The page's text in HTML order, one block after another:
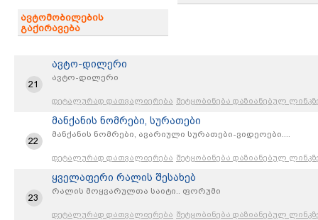
ავტომობილების
გაქირავება
21
ავტო-დილერი
ავტო-დილერი
დეტალურად დათვალიერება შეტყობინება დაზიანებულ
22
მანქანის ნომრები, სურათები
მანქანის ნომრები, ავარიული სურათები-ვიდეოები....
დეტალურად დათვალიერება შეტყობინება დაზიანებულ
23
ყველაფერი რალის შესახებ
რალის მოყვარულთა საიტი.. ფორუმი
დეტალურად დათვალიერება შეტყობინება დაზიანებულ